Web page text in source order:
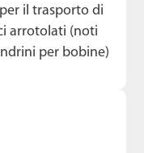
il trasporto di
arrotolati (noti
per bobine)